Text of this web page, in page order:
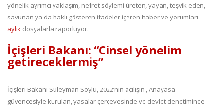
yönelik ayrımcı yaklaşım, nefret söylemi üreten, yayan, teşvik eden,
savunan ya da haklı gösteren ifadeler içeren haber ve yorumları
aylık dosyalarla raporluyor.
İçişleri Bakanı: “Cinsel yönelim
getireceklermiş”
İçişleri Bakanı Süleyman Soylu, 2022’nin açılışını, Anayasa
güvencesiyle kurulan, yasalar çerçevesinde ve devlet denetiminde